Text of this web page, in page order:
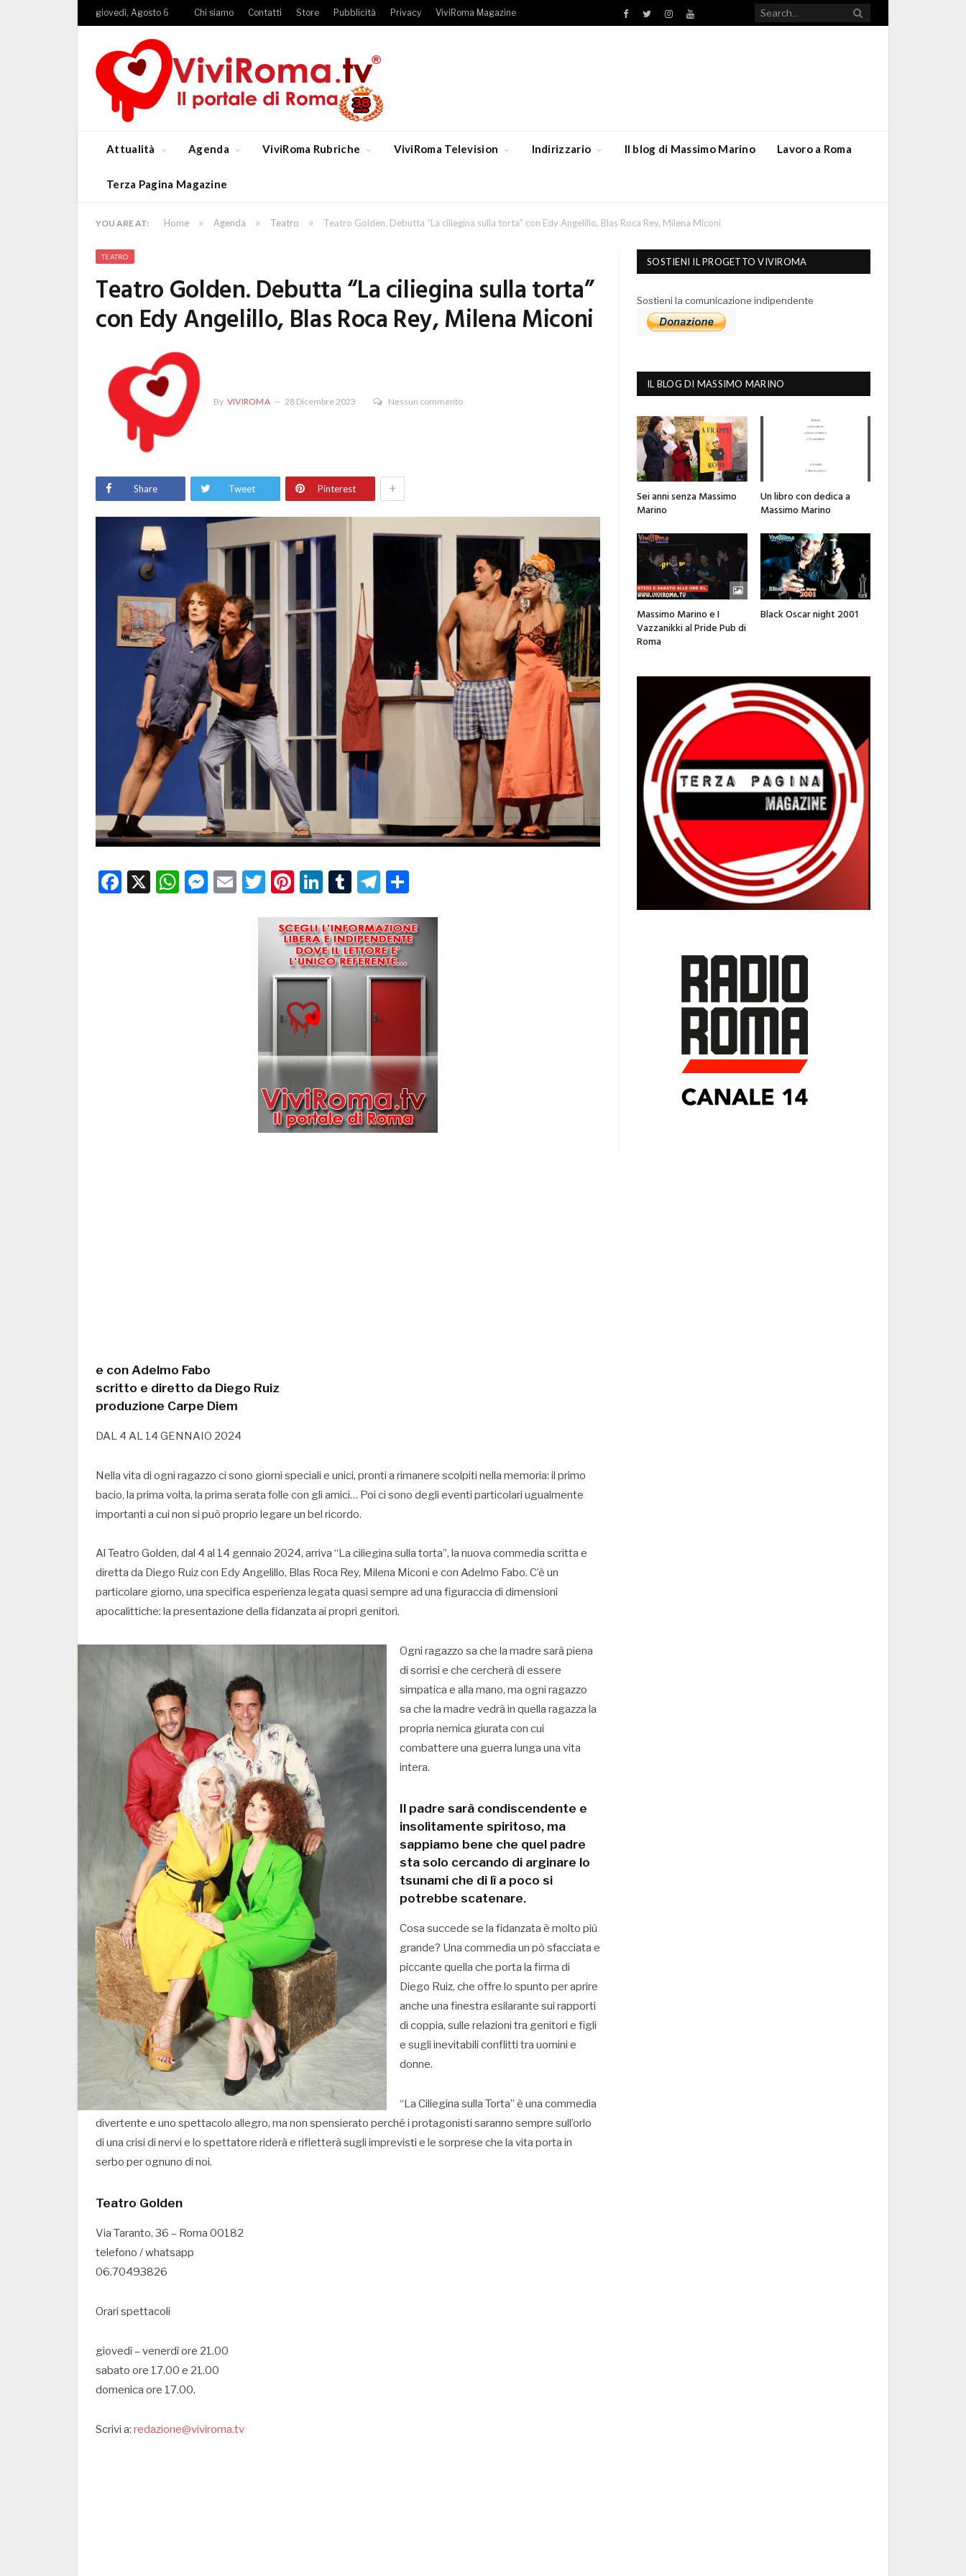
giovedì, Agosto 6 Chi siamo Contatti Store Pubblicità Privacy ViviRoma Magazine Facebook
TwitterInstagramYouTube
Attualità Agenda ViviRoma Rubriche ViviRoma Television Indirizzario Il blog di Massimo Marino Lavoro a Roma
Terza Pagina Magazine
YOU ARE AT: Home » Agenda » Teatro » Teatro Golden. Debutta “La ciliegina sulla torta” con Edy Angelillo, Blas Roca Rey, Milena Miconi
TEATRO
Teatro Golden. Debutta “La ciliegina sulla torta”
con Edy Angelillo, Blas Roca Rey, Milena Miconi
By VIVIROMA 28 Dicembre 2023 Nessun commento
Share Tweet Pinterest +
Facebook
X WhatsApp
Messenger
EmailTwitter
Pinterest
LinkedIn
TumblrTelegram
e con Adelmo Fabo
scritto e diretto da Diego Ruiz
produzione Carpe Diem
DAL 4 AL 14 GENNAIO 2024
Nella vita di ogni ragazzo ci sono giorni speciali e unici, pronti a rimanere scolpiti nella memoria: il primo
bacio, la prima volta, la prima serata folle con gli amici… Poi ci sono degli eventi particolari ugualmente
importanti a cui non si può proprio legare un bel ricordo.
Al Teatro Golden, dal 4 al 14 gennaio 2024, arriva “La ciliegina sulla torta”, la nuova commedia scritta e
diretta da Diego Ruiz con Edy Angelillo, Blas Roca Rey, Milena Miconi e con Adelmo Fabo. C’è un
particolare giorno, una specifica esperienza legata quasi sempre ad una figuraccia di dimensioni
apocalittiche: la presentazione della fidanzata ai propri genitori.
Ogni ragazzo sa che la madre sarà piena
di sorrisi e che cercherà di essere
simpatica e alla mano, ma ogni ragazzo
sa che la madre vedrà in quella ragazza la
propria nemica giurata con cui
combattere una guerra lunga una vita
intera.
Il padre sarà condiscendente e
insolitamente spiritoso, ma
sappiamo bene che quel padre
sta solo cercando di arginare lo
tsunami che di lì a poco si
potrebbe scatenare.
Cosa succede se la fidanzata è molto più
grande? Una commedia un pò sfacciata e
piccante quella che porta la firma di
Diego Ruiz, che offre lo spunto per aprire
anche una finestra esilarante sui rapporti
di coppia, sulle relazioni tra genitori e figli
e sugli inevitabili conflitti tra uomini e
donne.
“La Ciliegina sulla Torta” è una commedia
divertente e uno spettacolo allegro, ma non spensierato perché i protagonisti saranno sempre sull’orlo
di una crisi di nervi e lo spettatore riderà e rifletterà sugli imprevisti e le sorprese che la vita porta in
serbo per ognuno di noi.
Teatro Golden
Via Taranto, 36 – Roma 00182
telefono / whatsapp
06.70493826
Orari spettacoli
giovedì – venerdì ore 21.00
sabato ore 17.00 e 21.00
domenica ore 17.00.
Scrivi a: redazione@viviroma.tv
SOSTIENI IL PROGETTO VIVIROMA
Sostieni la comunicazione indipendente
IL BLOG DI MASSIMO MARINO
Sei anni senza Massimo
Marino
Un libro con dedica a
Massimo Marino
Massimo Marino e I
Vazzanikki al Pride Pub di
Roma
Black Oscar night 2001